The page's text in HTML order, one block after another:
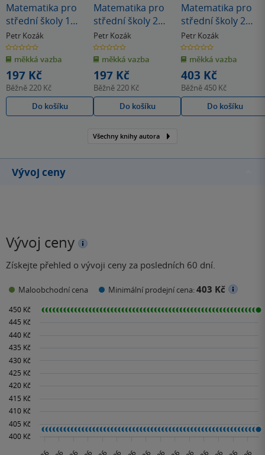
Matematika pro
střední školy 1
(Pracovní učebnice)
Petr Kozák
0.0
z
5
hvězdiček
měkká vazba
197 Kč
Běžně220 Kč
Do košíku
Matematika pro
střední školy 2
(Pracovní učebnice)
Petr Kozák
0.0
z
5
hvězdiček
měkká vazba
197 Kč
Běžně220 Kč
Do košíku
Matematika pro
střední školy 2
(Řešení)
Petr Kozák
0.0
z
5
hvězdiček
měkká vazba
403 Kč
Běžně450 Kč
Do košíku
Všechny knihy autora
Vývoj ceny
Vývoj ceny
Získejte přehled o vývoji ceny za posledních 60 dní.
Maloobchodní cena Minimální prodejní cena:403 Kč